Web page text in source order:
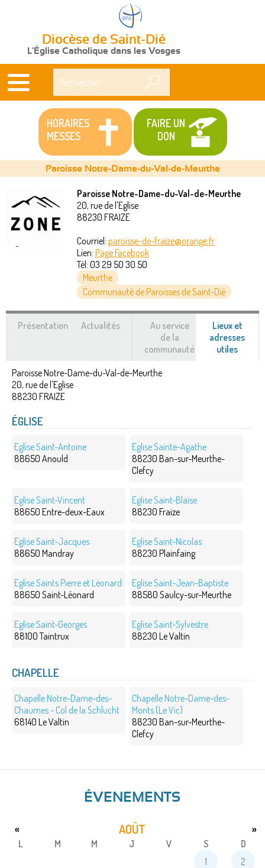
Diocèse de Saint-Dié
L'Église Catholique dans les Vosges
HORAIRES
MESSES
FAIRE UN
DON
Vous
êtes
Paroisse Notre-Dame-du-Val-de-Meurthe
Paroisse Notre-Dame-du-Val-de-Meurthe
20, rue de l'Eglise
88230 FRAIZE
Courriel: paroisse-de-fraize@orange.fr
Lien: Page Facebook
Tél: 03 29 50 30 50
Meurthe
Communauté de Paroisses de Saint-Dié
Présentation Actualités
Au service
de la
communauté
Lieux et
adresses
utiles
actif)
Paroisse Notre-Dame-du-Val-de-Meurthe
20, rue de l'Eglise
88230 FRAIZE
ÉGLISE
Eglise Saint-Antoine
88650 Anould
Eglise Sainte-Agathe
88230 Ban-sur-Meurthe-
Clefcy
Eglise Saint-Vincent
88650 Entre-deux-Eaux
Eglise Saint-Blaise
88230 Fraize
Eglise Saint-Jacques
88650 Mandray
Eglise Saint-Nicolas
88230 Plainfaing
Eglise Saints Pierre et Léonard
88650 Saint-Léonard
Eglise Saint-Jean-Baptiste
88580 Saulcy-sur-Meurthe
Eglise Saint-Georges
88100 Taintrux
Eglise Saint-Sylvestre
88230 Le Valtin
CHAPELLE
Chapelle Notre-Dame-des-
Chaumes - Col de la Schlucht
68140 Le Valtin
Chapelle Notre-Dame-des-
Monts (Le Vic)
88230 Ban-sur-Meurthe-
Clefcy
ÉVENEMENTS
AOÛT
« »
L M M J V S
D
1
2